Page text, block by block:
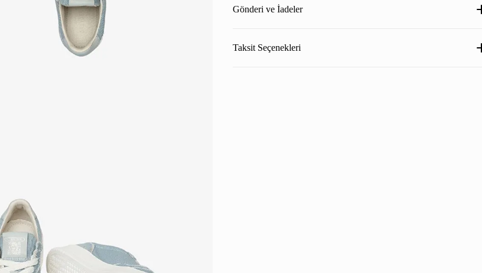
Gönderi ve İadeler
Taksit Seçenekleri